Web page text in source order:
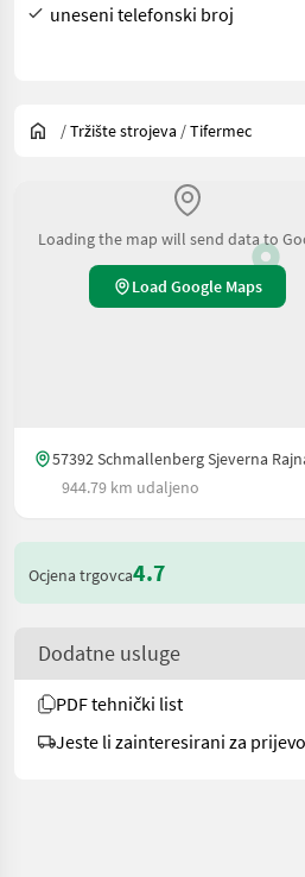
uneseni telefonski broj
/Tržište strojeva /Tifermec
Loading the map will send data to
Load Google Maps
57392 Schmallenberg Sjeverna
944.79 km udaljeno
Ocjena trgovca4.7
Dodatne usluge
PDF tehnički list
Jeste li zainteresirani za